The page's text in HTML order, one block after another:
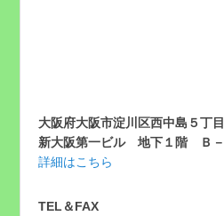
大阪府大阪市淀川区西中島５丁
新大阪第一ビル 地下１階 Ｂ－
詳細はこちら
TEL＆FAX